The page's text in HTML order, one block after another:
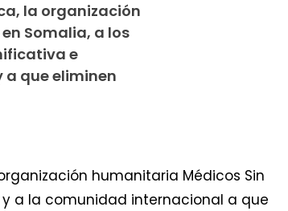
la organización
Somalia, a los
e
que eliminen
humanitaria Médicos Sin
y a la comunidad internacional a que